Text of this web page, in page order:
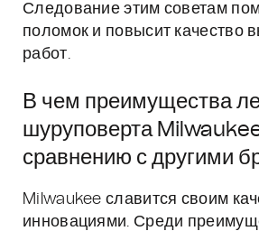
Следование этим советам
поломок и повысит качество
работ.
В чем преимущества
шуруповерта
сравнению с другими
Milwaukee славится своим
инновациями. Среди